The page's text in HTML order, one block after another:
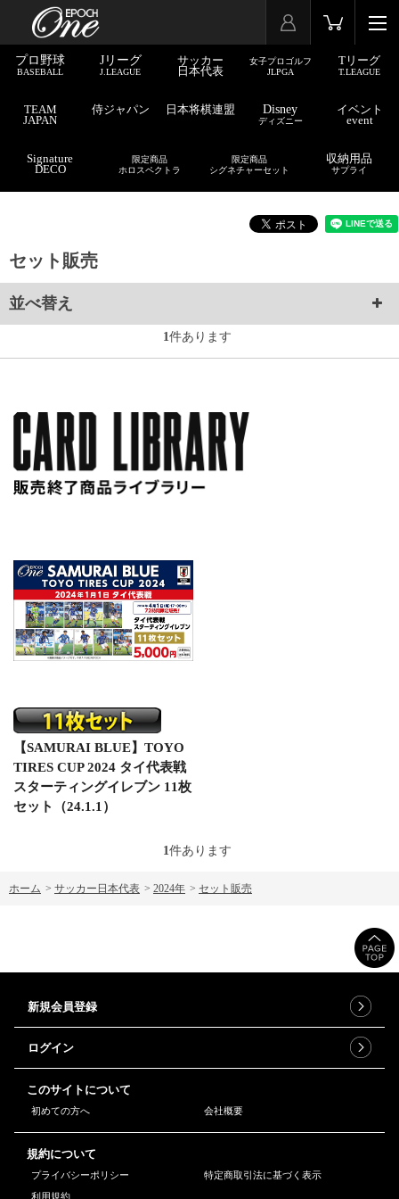
プロ野球
BASEBALL
Jリーグ
J.LEAGUE
サッカー
日本代表
女子プロゴルフ
JLPGA
Tリーグ
T.LEAGUE
TEAM
JAPAN
侍ジャパン 日本将棋連盟 Disney
ディズニー
イベント
event
Signature
DECO
限定商品
ホロスペクトラ
限定商品
シグネチャーセット
収納用品
サプライ
セット販売
並べ替え
1件あります
【SAMURAI BLUE】TOYO
TIRES CUP 2024 タイ代表戦
スターティングイレブン 11枚
セット（24.1.1）
1件あります
ホーム > サッカー日本代表 > 2024年 > セット販売
新規会員登録
ログイン
このサイトについて
初めての方へ 会社概要
規約について
プライバシーポリシー
特定商取引法に基づく表示
利用規約